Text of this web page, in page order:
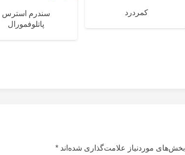
کمردرد
سندرم استرس
پاتلوفمورال
بخش‌های موردنیاز علامت‌گذاری شده‌اند *